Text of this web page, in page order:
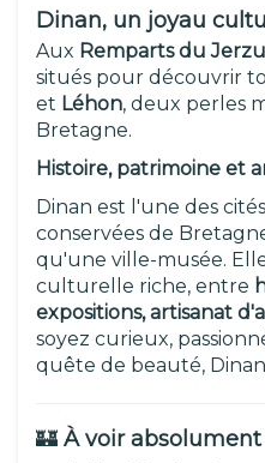
Dinan, un joyau
Aux Remparts du
situés pour découvrir
et Léhon, deux perles
Bretagne.
Histoire, patrimoine et
Dinan est l'une des
conservées de
qu'une ville-musée.
culturelle riche, entre
expositions, artisanat
soyez curieux,
quête de beauté,
🏰 À voir absolument